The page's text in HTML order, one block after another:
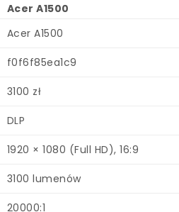
Acer A1500
Acer A1500
f0f6f85ea1c9
3100 zł
DLP
1920 × 1080 (Full HD), 16:9
3100 lumenów
20000:1